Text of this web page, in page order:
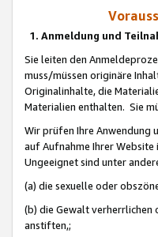
1. Anmeldung und
Sie leiten den
muss/müssen originäre
Originalinhalte, die
Materialien enthalten. Sie
Wir prüfen Ihre Anwendung
auf Aufnahme Ihrer
Ungeeignet sind unter
(a) die sexuelle oder
(b) die Gewalt
anstiften,;